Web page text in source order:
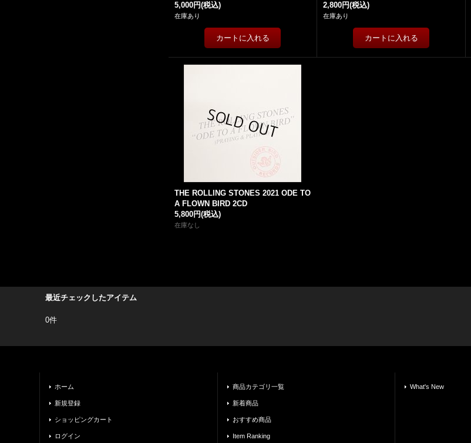
5,000円(税込)
在庫あり
2,800円(税込)
在庫あり
THE ROLLING STONES 2021 ODE TO
A FLOWN BIRD 2CD
5,800円(税込)
在庫なし
最近チェックしたアイテム
0件
ホーム
新規登録
ショッピングカート
ログイン
商品カテゴリ一覧
新着商品
おすすめ商品
Item Ranking
What's New